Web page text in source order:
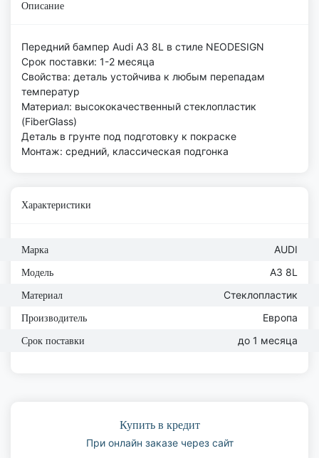
Описание
Передний бампер Audi A3 8L в стиле NEODESIGN
Срок поставки: 1-2 месяца
Свойства: деталь устойчива к любым перепадам
температур
Материал: высококачественный стеклопластик
(FiberGlass)
Деталь в грунте под подготовку к покраске
Монтаж: средний, классическая подгонка
Характеристики
Марка AUDI
Модель A3 8L
Материал Стеклопластик
Производитель Европа
Срок поставки до 1 месяца
Купить в кредит
При онлайн заказе через сайт